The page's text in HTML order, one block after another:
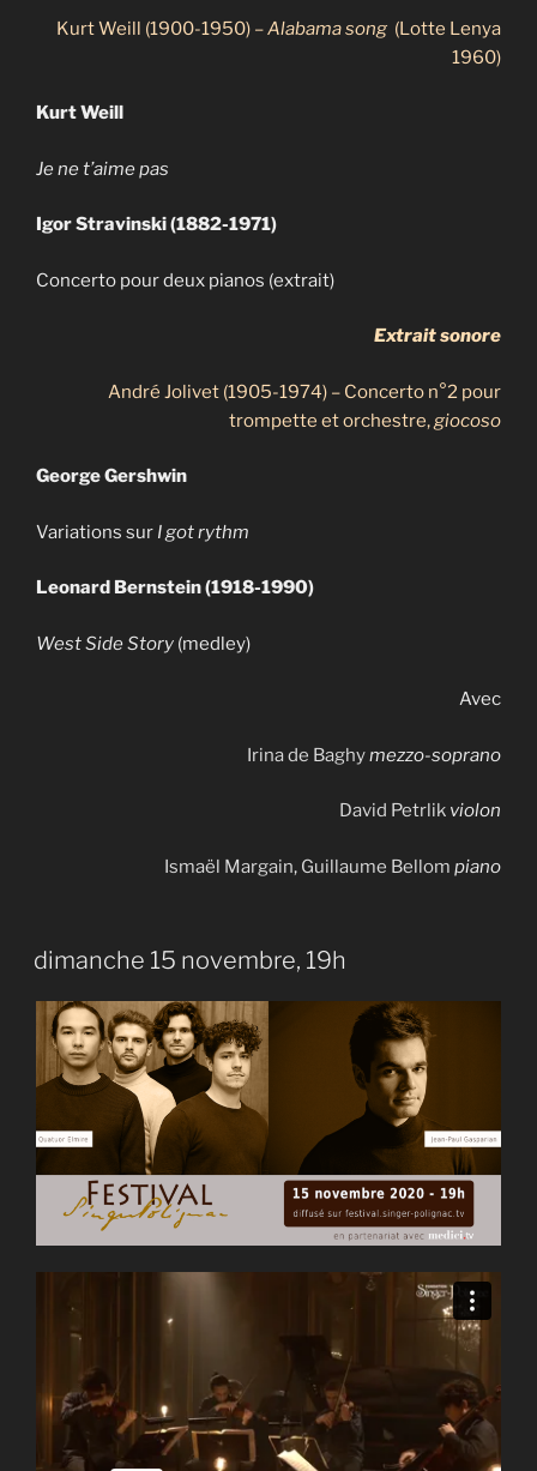
Kurt Weill (1900-1950) –Alabama song (Lotte Lenya
1960)
Kurt Weill
Je ne t’aime pas
Igor Stravinski (1882-1971)
Concerto pour deux pianos (extrait)
Extrait sonore
André Jolivet (1905-1974) – Concerto n°2 pour
trompette et orchestre, giocoso
George Gershwin
Variations sur I got rythm
Leonard Bernstein (1918-1990)
West Side Story (medley)
Avec
Irina de Baghymezzo-soprano
David Petrlik violon
Ismaël Margain, Guillaume Bellom piano
dimanche 15 novembre, 19h